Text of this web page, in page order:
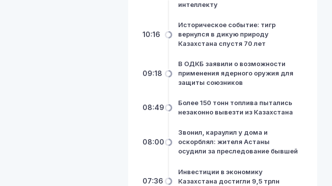
интеллекту
10:16
Историческое событие: тигр
вернулся в дикую природу
Казахстана спустя 70 лет
09:18
В ОДКБ заявили о возможности
применения ядерного оружия для
защиты союзников
08:49
Более 150 тонн топлива пытались
незаконно вывезти из Казахстана
08:00
Звонил, караулил у дома и
оскорблял: жителя Астаны
осудили за преследование бывшей
07:36
Инвестиции в экономику
Казахстана достигли 9,5 трлн